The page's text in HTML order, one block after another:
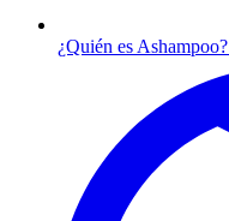
¿Quién es Ashampoo?